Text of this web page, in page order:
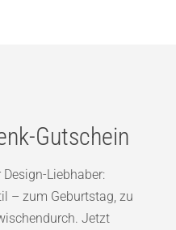
Gutschein
Liebhaber:
– zum Geburtstag, zu
Jetzt